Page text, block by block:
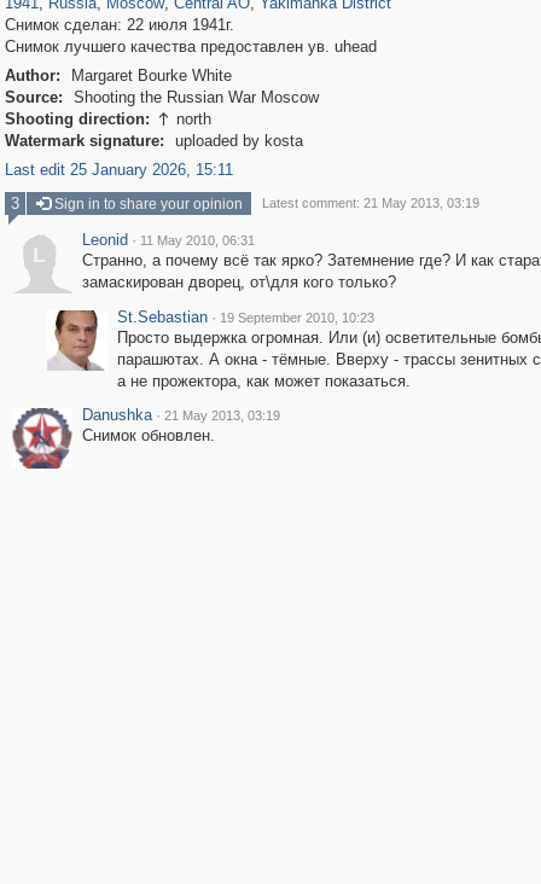
Снимок сделан: 22 июля 1941г.
Снимок лучшего качества предоставлен ув. uhead
Author:
Margaret Bourke White
Source:
Shooting the Russian War Moscow
Shooting direction:  north
Watermark signature:
uploaded by kosta
Last edit 25 January 2026, 15:11
3
Sign in to share your opinion Latest comment: 21 May 2013, 03:19
L
Leonid · 11 May 2010, 06:31
Странно, а почему всё так ярко? Затемнение где? И как
замаскирован дворец, от\для кого только?
St.Sebastian · 19 September 2010, 10:23
Просто выдержка огромная. Или (и) осветительные
парашютах. А окна - тёмные. Вверху - трассы зенитных
а не прожектора, как может показаться.
Danushka · 21 May 2013, 03:19
Снимок обновлен.